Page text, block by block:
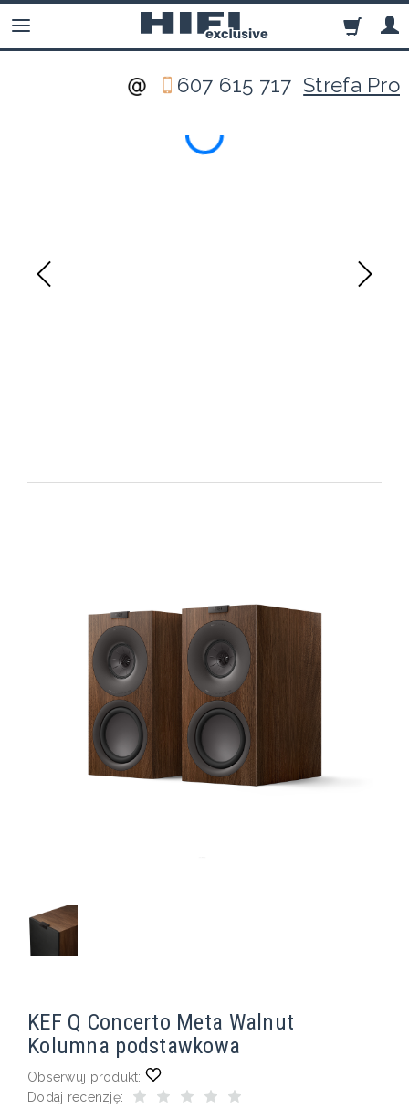
607 615 717Strefa Pro
KEF Q Concerto Meta Walnut
Kolumna podstawkowa
Obserwuj produkt:
Dodaj recenzję: